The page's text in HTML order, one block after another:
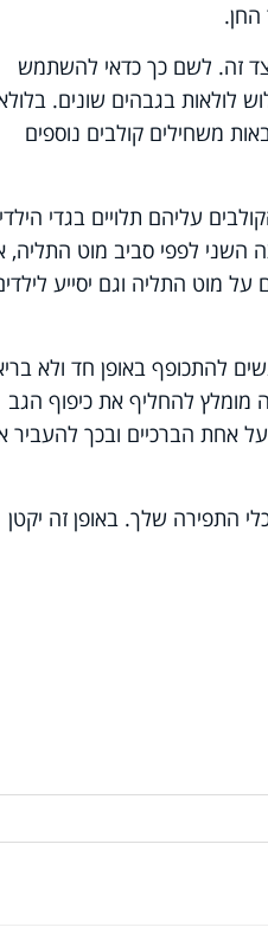
זה. לשם כך כדאי להשתמש
לפחות שלוש לולאות בגבהים שונים.
משחילים קולבים נוספים
עליהם תלויים בגדי
השני לפפי סביב מוט התליה,
על מוט התליה וגם יסייע
להתכופף באופן חד ולא
מומלץ להחליף את כיפוף הגב
אחת הברכיים ובכך להעביר
התפירה שלך. באופן זה יקטן